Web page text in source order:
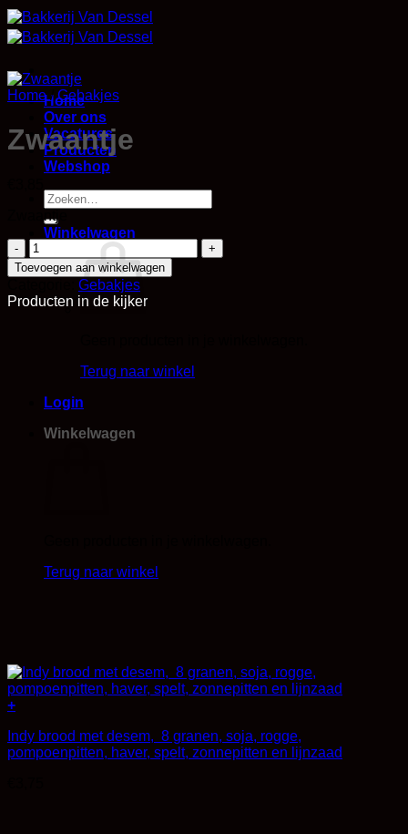
Skip
to
content
Home
Over ons
Vacatures
Producten
Webshop
Zoeken
naar:
Winkelwagen
Terug naar winkel
Login
Winkelwagen
Terug naar winkel
Home / Gebakjes
Zwaantje
Zwaantje
Zwaantje
aantal
Toevoegen aan winkelwagen
Gebakjes
Producten in de kijker
+
Indy brood met desem, 8 granen, soja, rogge,
pompoenpitten, haver, spelt, zonnepitten en lijnzaad